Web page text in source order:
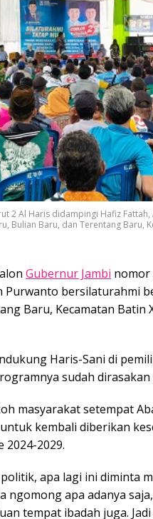
2 Al Haris didampingi Hafiz
Bulian Baru, dan Terentang Baru,
Gubernur Jambi
Purwanto bersilaturahmi
Baru, Kecamatan Batin
Haris-Sani di
sudah dirasakan
masyarakat setempat
kembali diberikan
2024-2029.
apa lagi ini diminta
ngomong apa adanya
tempat ibadah juga.